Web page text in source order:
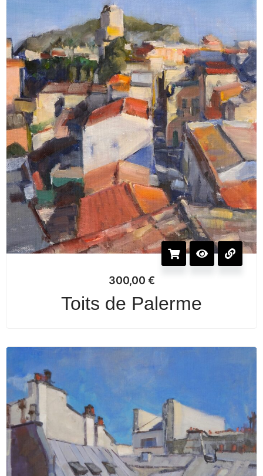
300,00 €
Toits de Palerme